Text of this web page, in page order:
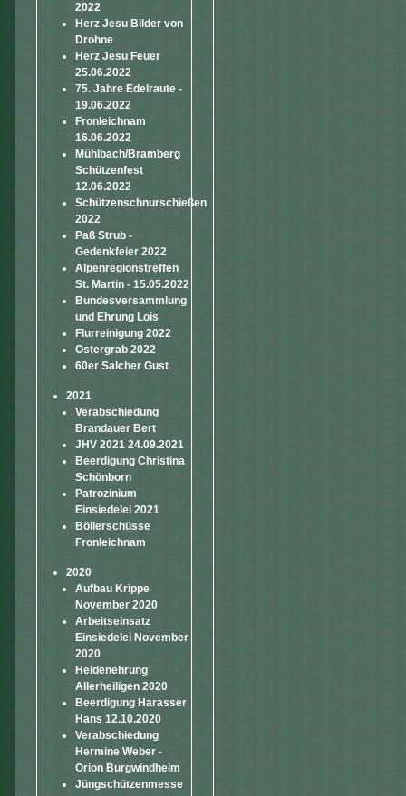
2022
Herz Jesu Bilder von
Drohne
Herz Jesu Feuer
25.06.2022
75. Jahre Edelraute -
19.06.2022
Fronleichnam
16.06.2022
Mühlbach/Bramberg
Schützenfest
12.06.2022
Schützenschnurschießen
2022
Paß Strub -
Gedenkfeier 2022
Alpenregionstreffen
St. Martin - 15.05.2022
Bundesversammlung
und Ehrung Lois
Flurreinigung 2022
Ostergrab 2022
60er Salcher Gust
2021
Verabschiedung
Brandauer Bert
JHV 2021 24.09.2021
Beerdigung Christina
Schönborn
Patrozinium
Einsiedelei 2021
Böllerschüsse
Fronleichnam
2020
Aufbau Krippe
November 2020
Arbeitseinsatz
Einsiedelei November
2020
Heldenehrung
Allerheiligen 2020
Beerdigung Harasser
Hans 12.10.2020
Verabschiedung
Hermine Weber -
Orion Burgwindheim
Jüngschützenmesse